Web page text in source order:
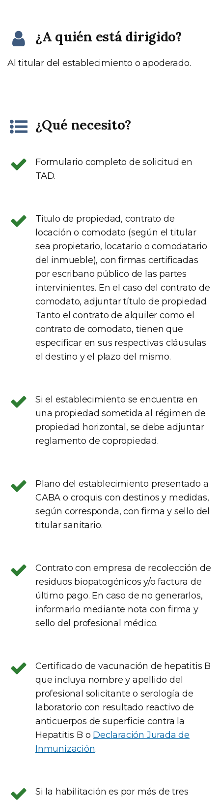
¿A quién está dirigido?
Al titular del establecimiento o apoderado.
¿Qué necesito?
Formulario completo de solicitud en
TAD.
Título de propiedad, contrato de
locación o comodato (según el titular
sea propietario, locatario o comodatario
del inmueble), con firmas certificadas
por escribano público de las partes
intervinientes. En el caso del contrato de
comodato, adjuntar título de propiedad.
Tanto el contrato de alquiler como el
contrato de comodato, tienen que
especificar en sus respectivas cláusulas
el destino y el plazo del mismo.
Si el establecimiento se encuentra en
una propiedad sometida al régimen de
propiedad horizontal, se debe adjuntar
reglamento de copropiedad.
Plano del establecimiento presentado a
CABA o croquis con destinos y medidas,
según corresponda, con firma y sello del
titular sanitario.
Contrato con empresa de recolección de
residuos biopatogénicos y/o factura de
último pago. En caso de no generarlos,
informarlo mediante nota con firma y
sello del profesional médico.
Certificado de vacunación de hepatitis B
que incluya nombre y apellido del
profesional solicitante o serología de
laboratorio con resultado reactivo de
anticuerpos de superficie contra la
Hepatitis B o Declaración Jurada de
Inmunización.
Si la habilitación es por más de tres